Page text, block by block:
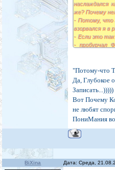
наслаждался
же? Почему
- Потому, что
взорвался я в
- Если это
- пробурчал
- Потому, что
- Да, глубокое
"Потому-что
Да, Глубокое
Записать...)))))
Вот Почему
не любят
ПониМания
BiXina Дата: Среда,